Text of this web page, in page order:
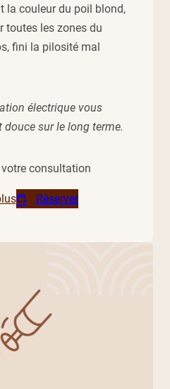
la couleur du poil blond,
toutes les zones du
fini la pilosité mal
électrique vous
sur le long terme.
votre consultation
Réserver